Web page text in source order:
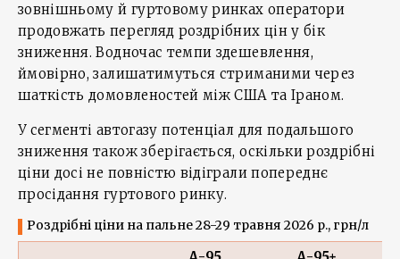
зовнішньому й гуртовому ринках оператори
продовжать перегляд роздрібних цін у бік
зниження. Водночас темпи здешевлення,
ймовірно, залишатимуться стриманими через
шаткість домовленостей між США та Іраном.
У сегменті автогазу потенціал для подальшого
зниження також зберігається, оскільки роздрібні
ціни досі не повністю відіграли попереднє
просідання гуртового ринку.
Роздрібні ціни на пальне 28-29 травня 2026 р., грн/л